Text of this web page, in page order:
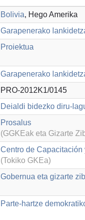
Bolivia, Hego Amerika
Garapenerako
Proiektua
Garapenerako
PRO-2012K1/0145
Deialdi bidezko diru-
Prosalus
(GGKEak eta Gizarte
Centro de
(Tokiko GKEa)
Gobernua eta gizarte
Parte-hartze